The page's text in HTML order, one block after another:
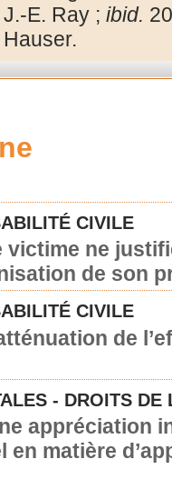
E. Ray ; ibid.
CIVILE
victime ne
de son
CIVILE
de
- DROITS DE
appréciation
en matière